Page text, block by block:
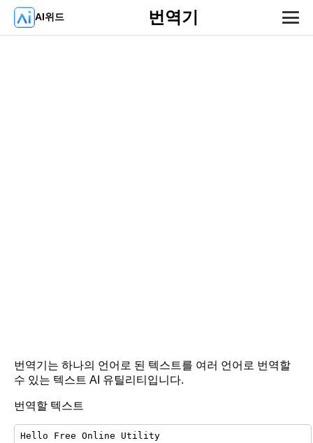
AI위드 번역기
번역기는 하나의 언어로 된 텍스트를 여러 언어로 번역할
수 있는 텍스트 AI 유틸리티입니다.
번역할 텍스트